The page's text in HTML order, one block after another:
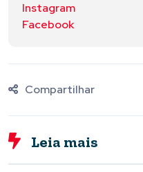
Instagram
Facebook
Compartilhar
Leia mais